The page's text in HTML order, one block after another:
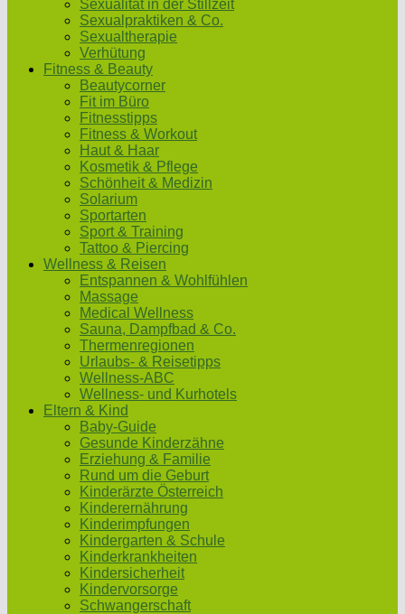
Sexualität in der Stillzeit
Sexualpraktiken & Co.
Sexualtherapie
Verhütung
Fitness & Beauty
Beautycorner
Fit im Büro
Fitnesstipps
Fitness & Workout
Haut & Haar
Kosmetik & Pflege
Schönheit & Medizin
Solarium
Sportarten
Sport & Training
Tattoo & Piercing
Wellness & Reisen
Entspannen & Wohlfühlen
Massage
Medical Wellness
Sauna, Dampfbad & Co.
Thermenregionen
Urlaubs- & Reisetipps
Wellness-ABC
Wellness- und Kurhotels
Eltern & Kind
Baby-Guide
Gesunde Kinderzähne
Erziehung & Familie
Rund um die Geburt
Kinderärzte Österreich
Kinderernährung
Kinderimpfungen
Kindergarten & Schule
Kinderkrankheiten
Kindersicherheit
Kindervorsorge
Schwangerschaft